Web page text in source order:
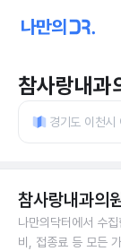
참사랑내과
경기도 이천시
참사랑내과의
나만의닥터에서 수집
비, 접종료 등 모든